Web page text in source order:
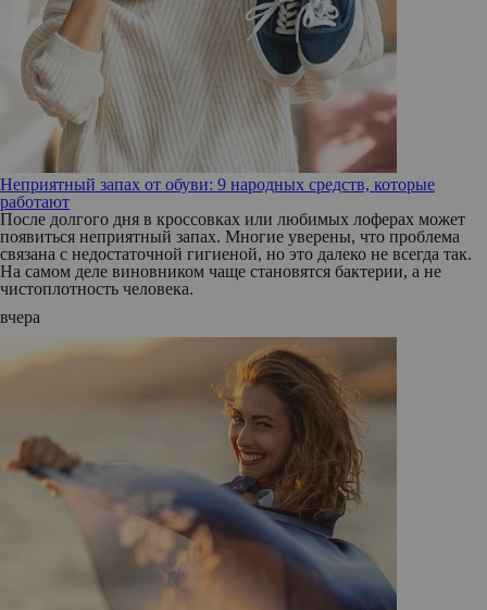
Неприятный запах от обуви: 9 народных средств, которые
работают
После долгого дня в кроссовках или любимых лоферах может
появиться неприятный запах. Многие уверены, что проблема
связана с недостаточной гигиеной, но это далеко не всегда так.
На самом деле виновником чаще становятся бактерии, а не
чистоплотность человека.
вчера